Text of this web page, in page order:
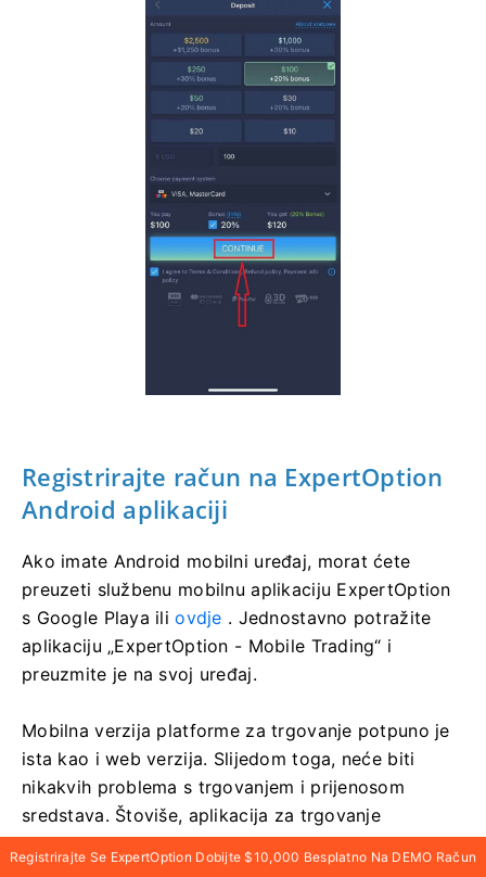
Registrirajte račun na ExpertOption
Android aplikaciji
Ako imate Android mobilni uređaj, morat ćete
preuzeti službenu mobilnu aplikaciju ExpertOption
s Google Playa iliovdje . Jednostavno potražite
aplikaciju „ExpertOption - Mobile Trading“ i
preuzmite je na svoj uređaj.
Mobilna verzija platforme za trgovanje potpuno je
ista kao i web verzija. Slijedom toga, neće biti
nikakvih problema s trgovanjem i prijenosom
sredstava. Štoviše, aplikacija za trgovanje
ExpertOption za Android smatra se najboljom
aplikacijom za online trgovanje. Stoga ima visoku
Registrirajte Se ExpertOption Dobijte $10,000 Besplatno Na DEMO Račun